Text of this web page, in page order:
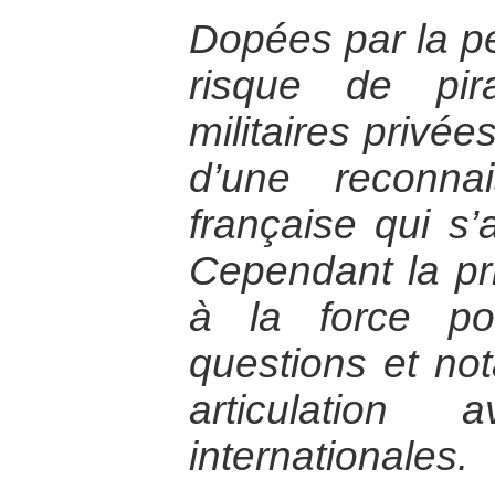
Dopées par la
risque de
militaires
d’une
française qui
Cependant la
à la force
questions et
articulation
internationales.